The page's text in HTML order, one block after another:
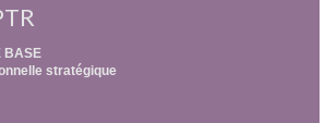
BASE
stratégique